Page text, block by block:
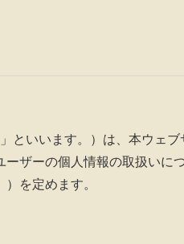
といいます。）は、本ウェ
ザーの個人情報の取扱いに
を定めます。